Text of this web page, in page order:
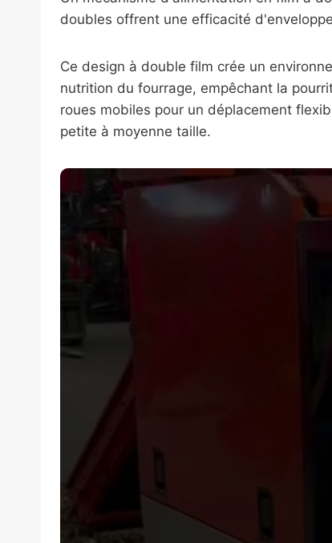
doubles offrent une efficacité
Ce design à double film crée un
nutrition du fourrage, empêchant la
roues mobiles pour un déplacement
petite à moyenne taille.